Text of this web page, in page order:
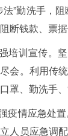
法”勤洗手，
断钱款、票
培训宣传。
会。利用传
罩、勤洗手
疫情应急处
人员应急调